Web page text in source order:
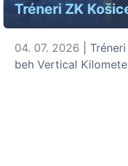
Tréneri ZK
04. 07. 2026 |
beh Vertical